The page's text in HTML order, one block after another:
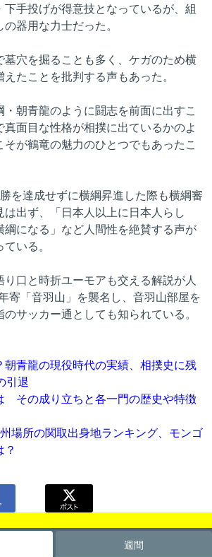
下手投げが得意技となっているが、組
器用な力士だった。
墓穴を掘ることも多く、ケガのため横
たことを批判する声もあった。
・朝青龍のように闘志を前面に出すこ
真面目な性格が相撲に出ているかのよ
そが鶴竜の魅力のひとつでもあったこ
を達成せずに横綱昇進した際も横綱審
は出ず、「日本人以上に日本人らし
綱になる」など人間性を絶賛する声が
いる。
り口と時折ユーモアも交える解説が人
寄「音羽山」を襲名し、音羽山部屋を
サッカー通としても知られている。
朝青龍の現役時代の実績、相撲史に残
引退
その成り立ちと各一門の歴史や特徴
場所の関取出身地ランキング、モンゴ
？
週間